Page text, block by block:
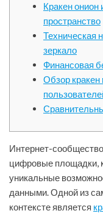
Кракен онион
пространство
Техническая
зеркало
Финансовая
Обзор кракен
Интернет-
цифровые площадки,
уникальные
данными. Одной из
контексте является